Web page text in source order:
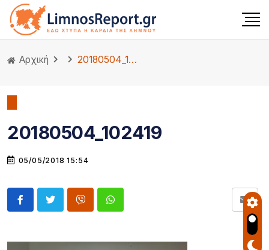
Αρχική 20180504_102419
20180504_102419
05/05/2018 15:54